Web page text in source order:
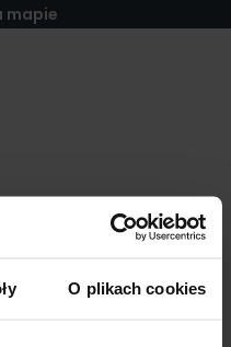
O plikach cookies
mapie